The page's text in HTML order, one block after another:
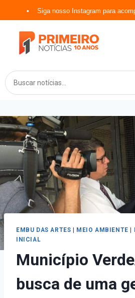
Siga nosso Instagram para
EMBU DAS ARTES MEIO AMBIENTE
INICIAL
Município
busca de uma